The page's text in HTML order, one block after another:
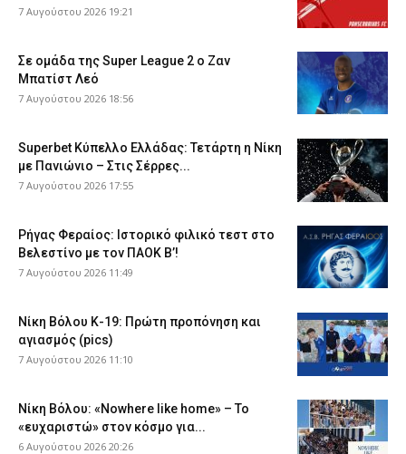
7 Αυγούστου 2026 19:21
Σε ομάδα της Super League 2 o Ζαν
Μπατίστ Λεό
7 Αυγούστου 2026 18:56
Superbet Κύπελλο Ελλάδας: Τετάρτη η Νίκη
με Πανιώνιο – Στις Σέρρες...
7 Αυγούστου 2026 17:55
Ρήγας Φεραίος: Ιστορικό φιλικό τεστ στο
Βελεστίνο με τον ΠΑΟΚ Β’!
7 Αυγούστου 2026 11:49
Νίκη Βόλου Κ-19: Πρώτη προπόνηση και
αγιασμός (pics)
7 Αυγούστου 2026 11:10
Νίκη Βόλου: «Nowhere like home» – Το
«ευχαριστώ» στον κόσμο για...
6 Αυγούστου 2026 20:26